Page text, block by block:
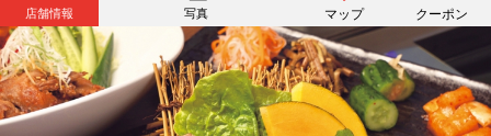
店舗情報 写真 マップ クーポン